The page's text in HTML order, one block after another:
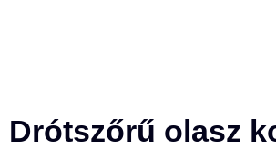
Drótszőrű olasz